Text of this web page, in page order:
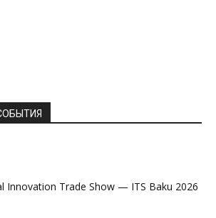
Innovation Trade Show — ITS Baku 2026